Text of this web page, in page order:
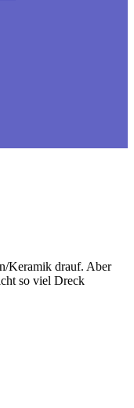
Keramik drauf. Aber
so viel Dreck